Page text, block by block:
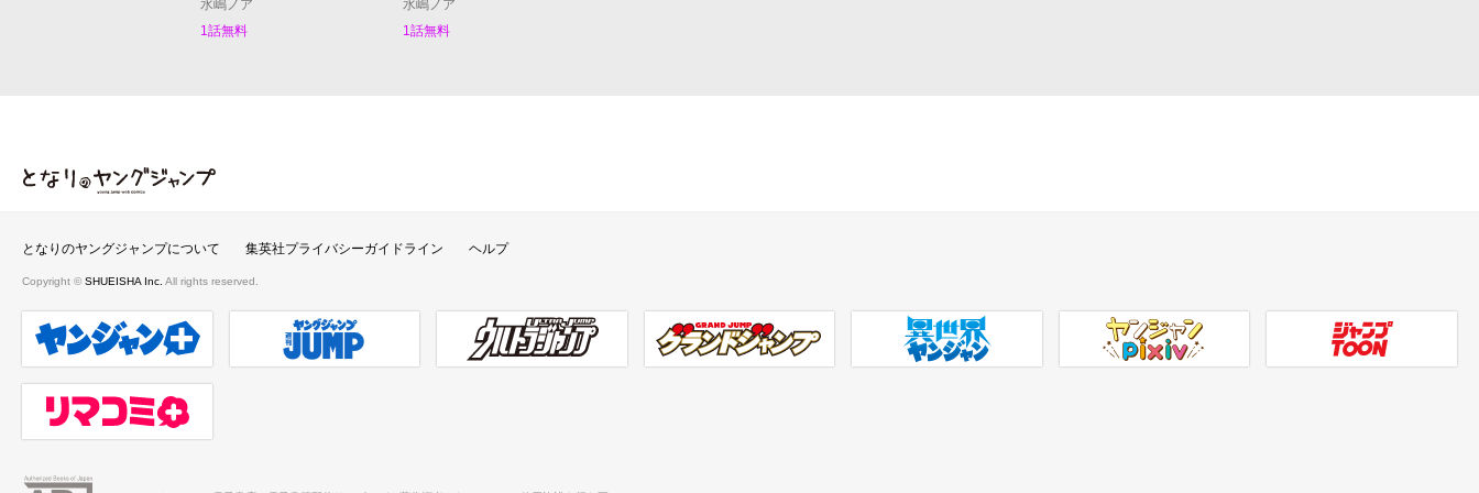
水嶋ノア
1話無料
水嶋ノア
1話無料
となりのヤングジャンプ
となりのヤングジャンプについて 集英社プライバシーガイドライン ヘルプ
Copyright © SHUEISHA Inc. All rights reserved.
ヤンジャンプラス 週刊ヤングジャンプ公式サイトウルトラジャンプ グランドジャンプ 異世界ヤンジャン ヤンジャンpixiv ジャンプTOON
リマコミ＋